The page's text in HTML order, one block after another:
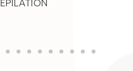
ÉPILATION